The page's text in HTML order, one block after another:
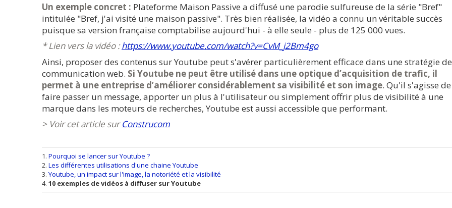
Un exemple concret : Plateforme Maison Passive a diffusé une parodie sulfureuse de la série "Bref"
intitulée "Bref, j'ai visité une maison passive". Très bien réalisée, la vidéo a connu un véritable succès
puisque sa version française comptabilise aujourd'hui - à elle seule - plus de 125 000 vues.
* Lien vers la vidéo :https://www.youtube.com/watch?v=CvM_j2Bm4go
Ainsi, proposer des contenus sur Youtube peut s'avérer particulièrement efficace dans une stratégie de
communication web. Si Youtube ne peut être utilisé dans une optique d’acquisition de trafic, il
permet à une entreprise d’améliorer considérablement sa visibilité et son image. Qu'il s'agisse de
faire passer un message, apporter un plus à l'utilisateur ou simplement offrir plus de visibilité à une
marque dans les moteurs de recherches, Youtube est aussi accessible que performant.
> Voir cet article surConstrucom
Pourquoi se lancer sur Youtube ?
Les différentes utilisations d'une chaine Youtube
Youtube, un impact sur l'image, la notoriété et la visibilité
10 exemples de vidéos à diffuser sur Youtube